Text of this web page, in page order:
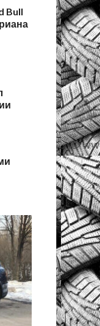
Bull